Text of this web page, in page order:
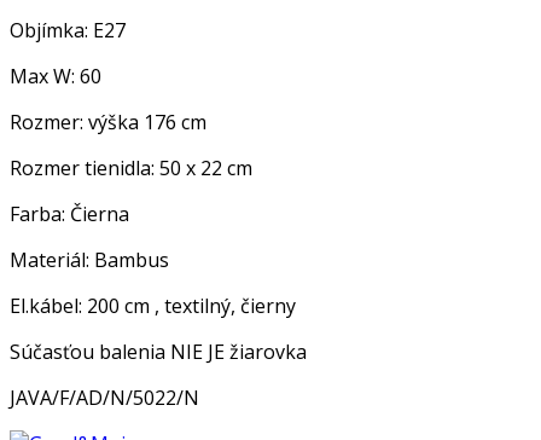
Objímka: E27
Max W: 60
Rozmer: výška 176 cm
Rozmer tienidla: 50 x 22 cm
Farba: Čierna
Materiál: Bambus
El.kábel: 200 cm , textilný, čierny
Súčasťou balenia NIE JE žiarovka
JAVA/F/AD/N/5022/N